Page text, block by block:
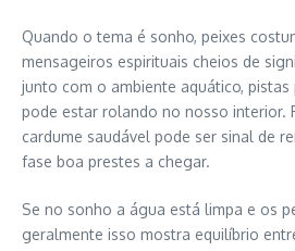
Quando o tema é sonho, peixes
mensageiros espirituais cheios de
junto com o ambiente aquático,
pode estar rolando no nosso interior.
cardume saudável pode ser sinal de
fase boa prestes a chegar.
Se no sonho a água está limpa e os
geralmente isso mostra equilíbrio